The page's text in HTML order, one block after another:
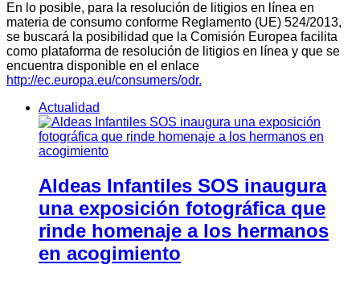
En lo posible, para la resolución de litigios en línea en
materia de consumo conforme Reglamento (UE) 524/2013,
se buscará la posibilidad que la Comisión Europea facilita
como plataforma de resolución de litigios en línea y que se
encuentra disponible en el enlace
http://ec.europa.eu/consumers/odr.
Actualidad
Aldeas Infantiles SOS inaugura
una exposición fotográfica que
rinde homenaje a los hermanos
en acogimiento